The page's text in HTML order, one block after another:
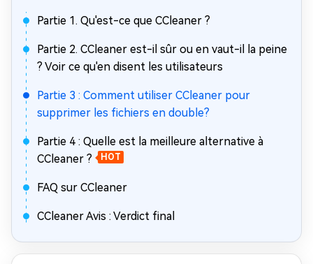
Partie 1. Qu'est-ce que CCleaner ?
Partie 2. CCleaner est-il sûr ou en vaut-il la peine
? Voir ce qu'en disent les utilisateurs
Partie 3 : Comment utiliser CCleaner pour
supprimer les fichiers en double?
Partie 4 : Quelle est la meilleure alternative à
CCleaner ?
HOT
FAQ sur CCleaner
CCleaner Avis : Verdict final